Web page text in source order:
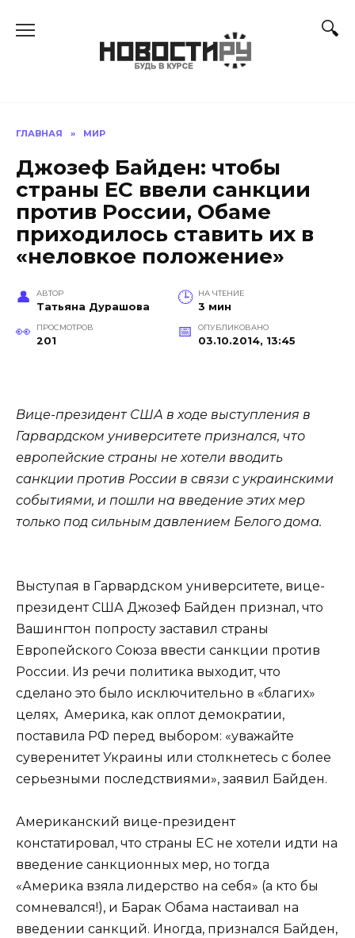
ГЛАВНАЯ » МИР
Джозеф Байден: чтобы
страны ЕС ввели санкции
против России, Обаме
приходилось ставить их в
«неловкое положение»
АВТОР
Татьяна Дурашова
НА ЧТЕНИЕ
3 мин
ПРОСМОТРОВ
201
ОПУБЛИКОВАНО
03.10.2014, 13:45
Вице-президент США в ходе выступления в
Гарвардском университете признался, что
европейские страны не хотели вводить
санкции против России в связи с украинскими
событиями, и пошли на введение этих мер
только под сильным давлением Белого дома.
Выступая в Гарвардском университете, вице-
президент США Джозеф Байден признал, что
Вашингтон попросту заставил страны
Европейского Союза ввести санкции против
России. Из речи политика выходит, что
сделано это было исключительно в «благих»
целях, Америка, как оплот демократии,
поставила РФ перед выбором: «уважайте
суверенитет Украины или столкнетесь с более
серьезными последствиями», заявил Байден.
Американский вице-президент
констатировал, что страны ЕС не хотели идти на
введение санкционных мер, но тогда
«Америка взяла лидерство на себя» (а кто бы
сомневался!), и Барак Обама настаивал на
введении санкций. Иногда, признался Байден,